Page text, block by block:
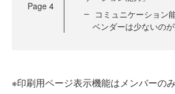
Page 4
コミュニケーション
ベンダーは少ないの
※印刷用ページ表示機能はメンバーの